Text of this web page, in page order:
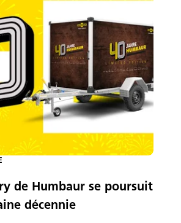
de Humbaur se poursuit
décennie